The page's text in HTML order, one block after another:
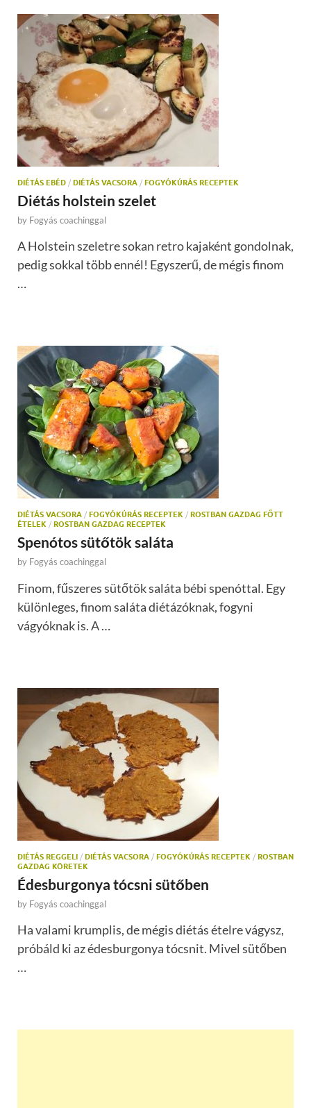
DIÉTÁS EBÉD / DIÉTÁS VACSORA / FOGYÓKÚRÁS RECEPTEK
Diétás holstein szelet
by Fogyás coachinggal
A Holstein szeletre sokan retro kajaként gondolnak,
pedig sokkal több ennél! Egyszerű, de mégis finom
…
DIÉTÁS VACSORA / FOGYÓKÚRÁS RECEPTEK / ROSTBAN GAZDAG FŐTT
ÉTELEK / ROSTBAN GAZDAG RECEPTEK
Spenótos sütőtök saláta
by Fogyás coachinggal
Finom, fűszeres sütőtök saláta bébi spenóttal. Egy
különleges, finom saláta diétázóknak, fogyni
vágyóknak is. A …
DIÉTÁS REGGELI / DIÉTÁS VACSORA / FOGYÓKÚRÁS RECEPTEK / ROSTBAN
GAZDAG KÖRETEK
Édesburgonya tócsni sütőben
by Fogyás coachinggal
Ha valami krumplis, de mégis diétás ételre vágysz,
próbáld ki az édesburgonya tócsnit. Mivel sütőben
…